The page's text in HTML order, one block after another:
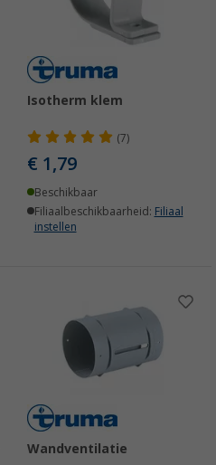
Isotherm klem
(7)
€ 1,79
Beschikbaar
Filiaalbeschikbaarheid: Filiaal
instellen
Wandventilatie